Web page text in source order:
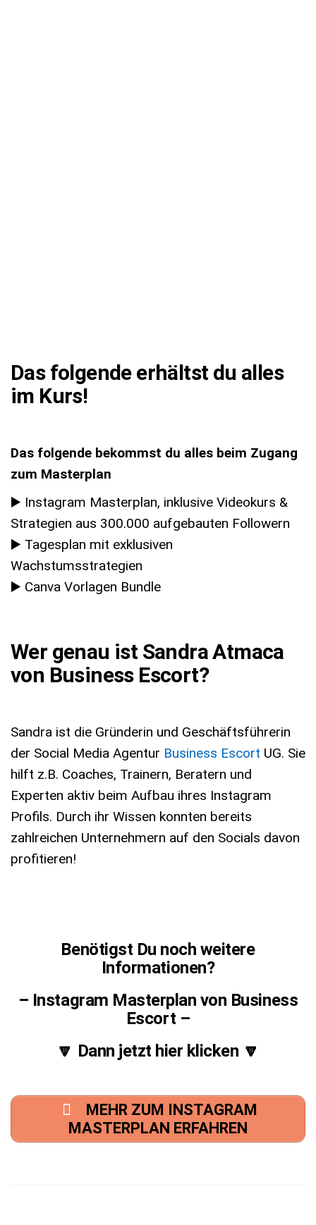
Das folgende erhältst du alles
im Kurs!
Das folgende bekommst du alles beim Zugang
zum Masterplan
▶️ Instagram Masterplan, inklusive Videokurs &
Strategien aus 300.000 aufgebauten Followern
▶️ Tagesplan mit exklusiven
Wachstumsstrategien
▶️ Canva Vorlagen Bundle
Wer genau ist Sandra Atmaca
von Business Escort?
Sandra ist die Gründerin und Geschäftsführerin
der Social Media Agentur Business Escort UG. Sie
hilft z.B. Coaches, Trainern, Beratern und
Experten aktiv beim Aufbau ihres Instagram
Profils. Durch ihr Wissen konnten bereits
zahlreichen Unternehmern auf den Socials davon
profitieren!
Benötigst Du noch weitere
Informationen?
– Instagram Masterplan von Business
Escort –
🔽 Dann jetzt hier klicken 🔽
MEHR ZUM INSTAGRAM
MASTERPLAN ERFAHREN